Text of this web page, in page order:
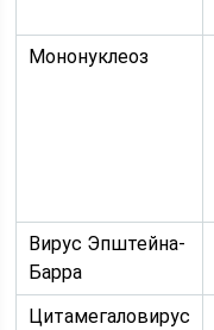
Мононуклеоз
Вирус Эпштейна-
Барра
Цитамегаловирус